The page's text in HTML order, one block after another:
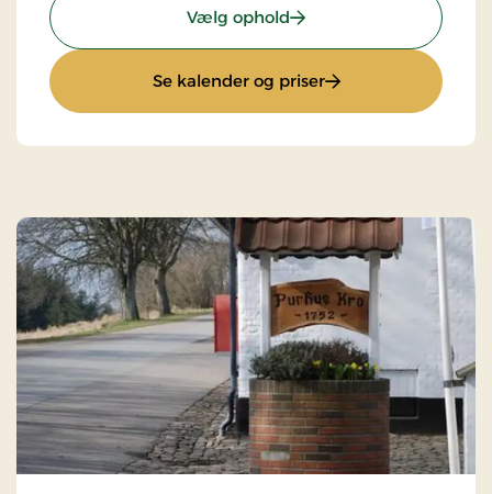
Vælg ophold: Superpris
Se kalender og priser: Superpris